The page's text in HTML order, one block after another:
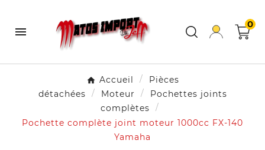

0
Accueil
Pièces
détachées
Moteur
Pochettes joints
complètes
Pochette complète joint moteur 1000cc FX-140
Yamaha